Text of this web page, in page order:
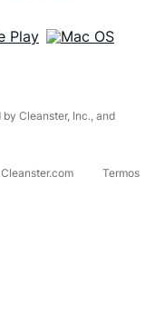
Cleanster, Inc., and
Termos